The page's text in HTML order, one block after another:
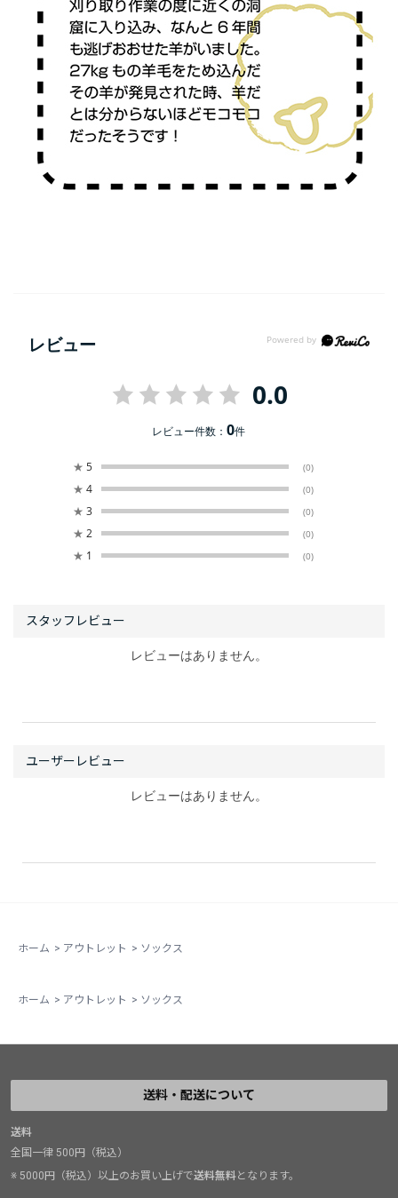
レビュー
0.0
レビュー件数：0件
★ 5 (0)
★ 4 (0)
★ 3 (0)
★ 2 (0)
★ 1 (0)
レビューはありません。
レビューはありません。
ホーム > アウトレット > ソックス
ホーム > アウトレット > ソックス
送料・配送について
送料
全国一律 500円（税込）
※ 5000円（税込）以上のお買い上げで送料無料となります。